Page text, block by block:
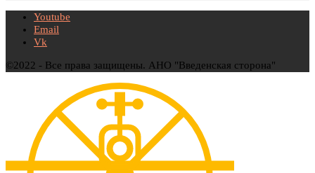
Youtube
Email
Vk
©2022 - Все права защищены. АНО "Введенская сторона"